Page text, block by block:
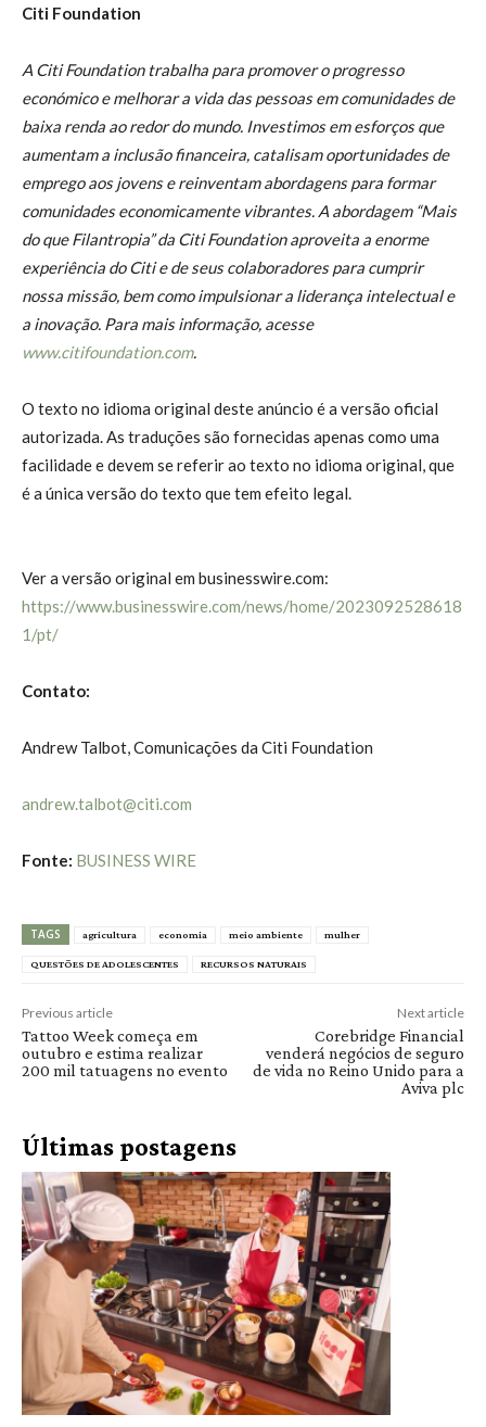
Citi Foundation
A Citi Foundation trabalha para promover o progresso
económico e melhorar a vida das pessoas em comunidades de
baixa renda ao redor do mundo. Investimos em esforços que
aumentam a inclusão financeira, catalisam oportunidades de
emprego aos jovens e reinventam abordagens para formar
comunidades economicamente vibrantes. A abordagem “Mais
do que Filantropia” da Citi Foundation aproveita a enorme
experiência do Citi e de seus colaboradores para cumprir
nossa missão, bem como impulsionar a liderança intelectual e
a inovação. Para mais informação, acesse
www.citifoundation.com.
O texto no idioma original deste anúncio é a versão oficial
autorizada. As traduções são fornecidas apenas como uma
facilidade e devem se referir ao texto no idioma original, que
é a única versão do texto que tem efeito legal.
Ver a versão original em businesswire.com:
https://www.businesswire.com/news/home/2023092528618
1/pt/
Contato:
Andrew Talbot, Comunicações da Citi Foundation
andrew.talbot@citi.com
Fonte: BUSINESS WIRE
TAGS agricultura economia meio ambiente mulher
QUESTÕES DE ADOLESCENTES RECURSOS NATURAIS
Previous article
Tattoo Week começa em
outubro e estima realizar
200 mil tatuagens no evento
Next article
Corebridge Financial
venderá negócios de seguro
de vida no Reino Unido para a
Aviva plc
Últimas postagens